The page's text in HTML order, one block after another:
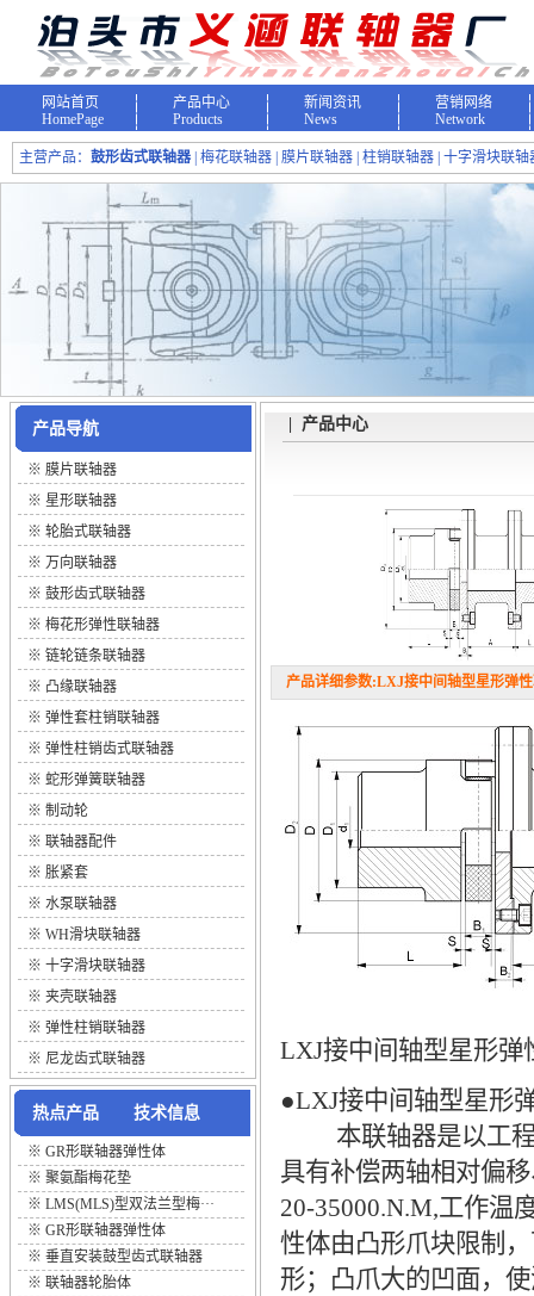
网站首页
HomePage
产品中心
Products
新闻资讯
News
营销网络
Network
主营产品： 鼓形齿式联轴器 | 梅花联轴器 | 膜片联轴器 | 柱销联轴器 | 十字滑块联轴
产品导航
※ 膜片联轴器
※ 星形联轴器
※ 轮胎式联轴器
※ 万向联轴器
※ 鼓形齿式联轴器
※ 梅花形弹性联轴器
※ 链轮链条联轴器
※ 凸缘联轴器
※ 弹性套柱销联轴器
※ 弹性柱销齿式联轴器
※ 蛇形弹簧联轴器
※ 制动轮
※ 联轴器配件
※ 胀紧套
※ 水泵联轴器
※ WH滑块联轴器
※ 十字滑块联轴器
※ 夹壳联轴器
※ 弹性柱销联轴器
※ 尼龙齿式联轴器
热点产品 技术信息
※ GR形联轴器弹性体
※ 聚氨酯梅花垫
※ LMS(MLS)型双法兰型梅···
※ GR形联轴器弹性体
※ 垂直安装鼓型齿式联轴器
※ 联轴器轮胎体
| 产品中心
产品详细参数:LXJ接中间轴型星形弹性
LXJ接中间轴型星形弹
●LXJ接中间轴型星形
本联轴器是以工程
具有补偿两轴相对偏
20-35000.N.M,工作温
性体由凸形爪块限制
形；凸爪大的凹面，